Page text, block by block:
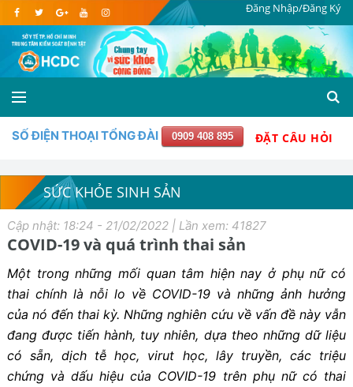
Đăng Nhập/Đăng Ký
SỐ ĐIỆN THOẠI TỔNG ĐÀI 0909 408 895 ĐẶT CÂU HỎI
SỨC KHỎE SINH SẢN
Cập nhật: 18:24 - 21/02/2022 | Lần xem: 41827
COVID-19 và quá trình thai sản
Một trong những mối quan tâm hiện nay ở phụ nữ có
thai chính là nỗi lo về COVID-19 và những ảnh hưởng
của nó đến thai kỳ. Những nghiên cứu về vấn đề này vẫn
đang được tiến hành, tuy nhiên, dựa theo những dữ liệu
có sẵn, dịch tễ học, virut học, lây truyền, các triệu
chứng và dấu hiệu của COVID-19 trên phụ nữ có thai